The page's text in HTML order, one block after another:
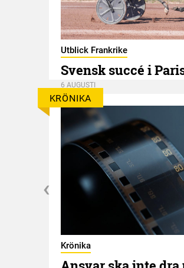
Utblick Frankrike
Svensk succé i
6 AUGUSTI
KRÖNIKA
Krönika